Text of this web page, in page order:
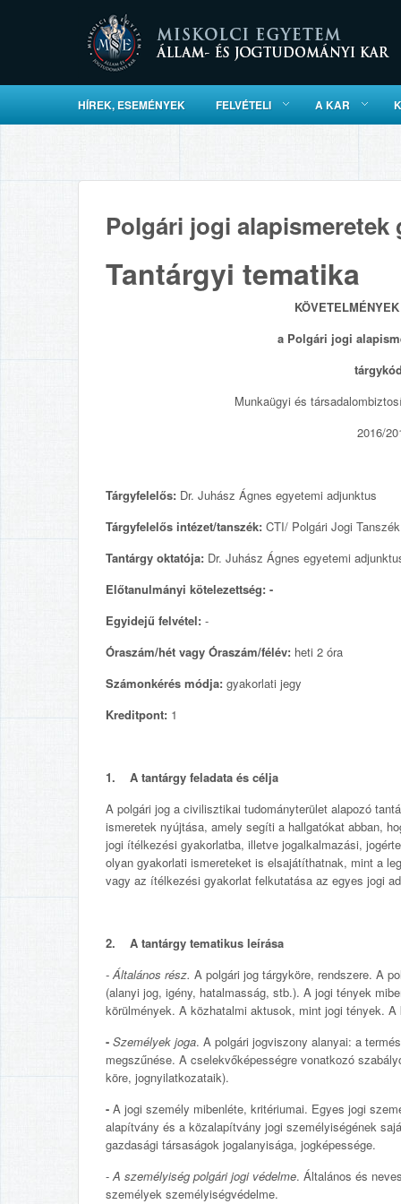
HÍREK, ESEMÉNYEK FELVÉTELI A KAR
Polgári jogi alapismeretek
Tantárgyi tematika
a Polgári jogi
Munkaügyi és
2016/
Tárgyfelelős: Dr. Juhász Ágnes egyetemi adjunktus
Tárgyfelelős intézet/tanszék: CTI/ Polgári Jogi Tanszék
Tantárgy oktatója: Dr. Juhász Ágnes egyetemi
Előtanulmányi kötelezettség: -
Egyidejű felvétel: -
Óraszám/hét vagy Óraszám/félév: heti 2 óra
Számonkérés módja: gyakorlati jegy
Kreditpont: 1
1. A tantárgy feladata és célja
A polgári jog a civilisztikai tudományterület alapozó
ismeretek nyújtása, amely segíti a hallgatókat abban,
jogi ítélkezési gyakorlatba, illetve jogalkalmazási,
olyan gyakorlati ismereteket is elsajátíthatnak, mint a
vagy az ítélkezési gyakorlat felkutatása az egyes jogi
2. A tantárgy tematikus leírása
- Általános rész. A polgári jog tárgyköre, rendszere. A
(alanyi jog, igény, hatalmasság, stb.). A jogi tények
körülmények. A közhatalmi aktusok, mint jogi tények.
- Személyek joga. A polgári jogviszony alanyai: a
megszűnése. A cselekvőképességre vonatkozó
köre, jognyilatkozataik).
- A jogi személy mibenléte, kritériumai. Egyes jogi
alapítvány és a közalapítvány jogi személyiségének
gazdasági társaságok jogalanyisága, jogképessége.
-A személyiség polgári jogi védelme. Általános és
személyek személyiségvédelme.